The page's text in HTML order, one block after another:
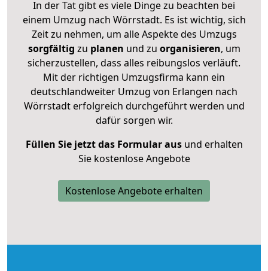
In der Tat gibt es viele Dinge zu beachten bei
einem Umzug nach Wörrstadt. Es ist wichtig, sich
Zeit zu nehmen, um alle Aspekte des Umzugs
sorgfältig zu planen und zu organisieren, um
sicherzustellen, dass alles reibungslos verläuft.
Mit der richtigen Umzugsfirma kann ein
deutschlandweiter Umzug von Erlangen nach
Wörrstadt erfolgreich durchgeführt werden und
dafür sorgen wir.
Füllen Sie jetzt das Formular ausund erhalten
Sie kostenlose Angebote
Kostenlose Angebote erhalten